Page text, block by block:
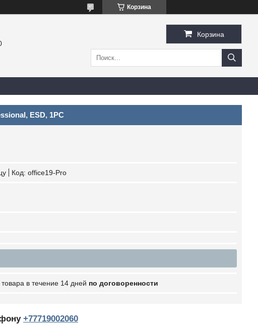
Корзина
Корзина
ESD, 1PC
Код: office19-Pro
товара в течение 14 дней по договоренности
+77719002060